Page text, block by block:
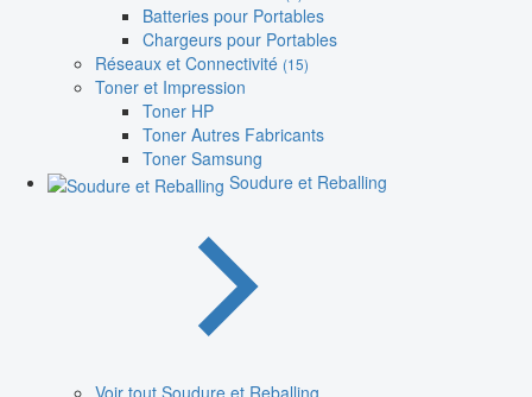
Batteries pour Portables
Chargeurs pour Portables
Réseaux et Connectivité (15)
Toner et Impression
Toner HP
Toner Autres Fabricants
Toner Samsung
Soudure et Reballing
Voir tout Soudure et Reballing